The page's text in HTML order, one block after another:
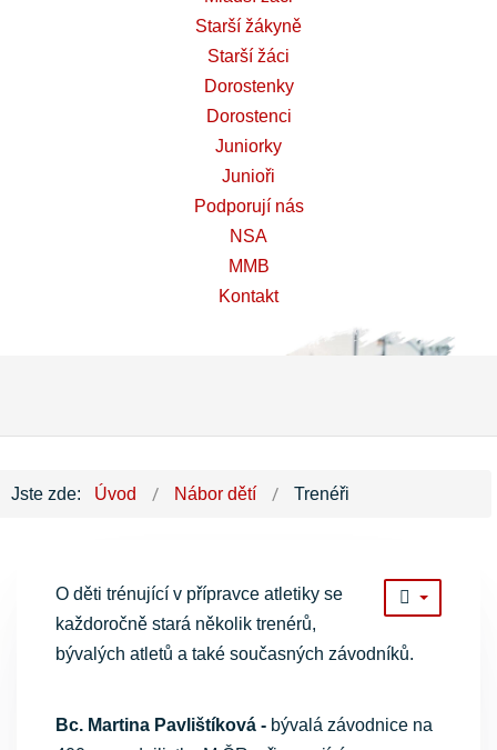
Starší žákyně
Starší žáci
Dorostenky
Dorostenci
Juniorky
Junioři
Podporují nás
NSA
MMB
Kontakt
Jste zde: Úvod Nábor dětí Trenéři
O děti trénující v přípravce atletiky se
každoročně stará několik trenérů,
bývalých atletů a také současných závodníků.
Bc. Martina Pavlištíková - bývalá závodnice na